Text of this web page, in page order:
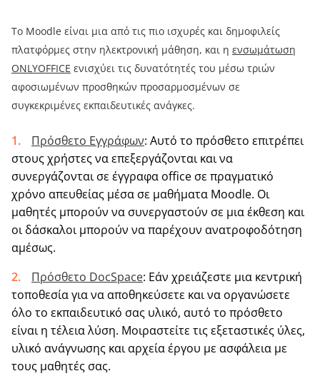
Το Moodle είναι μια από τις πιο ισχυρές και δημοφιλείς
πλατφόρμες στην ηλεκτρονική μάθηση, και η ενσωμάτωση
ONLYOFFICE ενισχύει τις δυνατότητές του μέσω τριών
αφοσιωμένων προσθηκών προσαρμοσμένων σε
συγκεκριμένες εκπαιδευτικές ανάγκες.
Πρόσθετο Εγγράφων: Αυτό το πρόσθετο επιτρέπει
στους χρήστες να επεξεργάζονται και να
συνεργάζονται σε έγγραφα office σε πραγματικό
χρόνο απευθείας μέσα σε μαθήματα Moodle. Οι
μαθητές μπορούν να συνεργαστούν σε μια έκθεση και
οι δάσκαλοι μπορούν να παρέχουν ανατροφοδότηση
αμέσως.
Πρόσθετο DocSpace: Εάν χρειάζεστε μια κεντρική
τοποθεσία για να αποθηκεύσετε και να οργανώσετε
όλο το εκπαιδευτικό σας υλικό, αυτό το πρόσθετο
είναι η τέλεια λύση. Μοιραστείτε τις εξεταστικές ύλες,
υλικό ανάγνωσης και αρχεία έργου με ασφάλεια με
τους μαθητές σας.